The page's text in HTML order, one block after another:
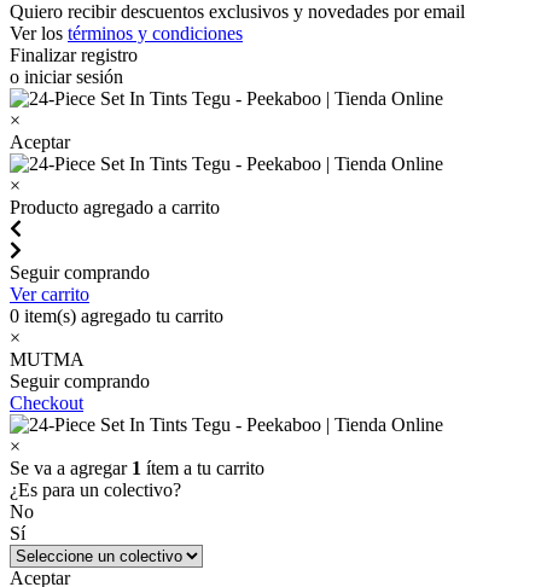
Quiero recibir descuentos exclusivos y novedades por email
Ver los términos y condiciones
Finalizar registro
o iniciar sesión
×
Aceptar
×
Producto agregado a carrito
Seguir comprando
Ver carrito
0 item(s) agregado tu carrito
×
MUTMA
Seguir comprando
Checkout
×
Se va a agregar 1 ítem a tu carrito
¿Es para un colectivo?
No
Sí
Aceptar